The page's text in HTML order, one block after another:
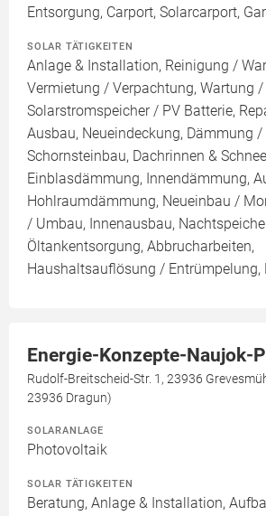
Entsorgung, Carport, Solarcarport,
SOLAR TÄTIGKEITEN
Anlage & Installation, Reinigung /
Vermietung / Verpachtung, Wartung
Solarstromspeicher / PV Batterie,
Ausbau, Neueindeckung, Dämmung /
Schornsteinbau, Dachrinnen &
Einblasdämmung, Innendämmung,
Hohlraumdämmung, Neueinbau /
/ Umbau, Innenausbau,
Öltankentsorgung, Abbrucharbeiten,
Haushaltsauflösung / Entrümpelung,
Energie-Konzepte-Naujok-
Rudolf-Breitscheid-Str. 1, 23936
23936 Dragun)
SOLARANLAGE
Photovoltaik
SOLAR TÄTIGKEITEN
Beratung, Anlage & Installation,